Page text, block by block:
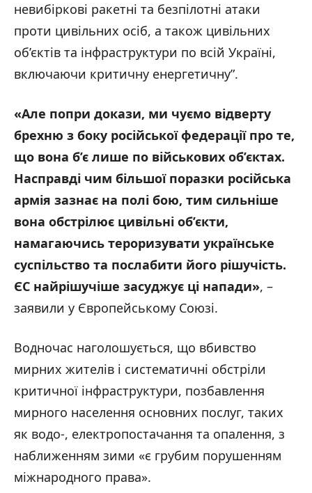
невибіркові ракетні та безпілотні атаки
проти цивільних осіб, а також цивільних
об’єктів та інфраструктури по всій Україні,
включаючи критичну енергетичну”.
«Але попри докази, ми чуємо відверту
брехню з боку російської федерації про те,
що вона б’є лише по військових об’єктах.
Насправді чим більшої поразки російська
армія зазнає на полі бою, тим сильніше
вона обстрілює цивільні об’єкти,
намагаючись тероризувати українське
суспільство та послабити його рішучість.
ЄС найрішучіше засуджує ці напади», –
заявили у Європейському Союзі.
Водночас наголошується, що вбивство
мирних жителів і систематичні обстріли
критичної інфраструктури, позбавлення
мирного населення основних послуг, таких
як водо-, електропостачання та опалення, з
наближенням зими «є грубим порушенням
міжнародного права».